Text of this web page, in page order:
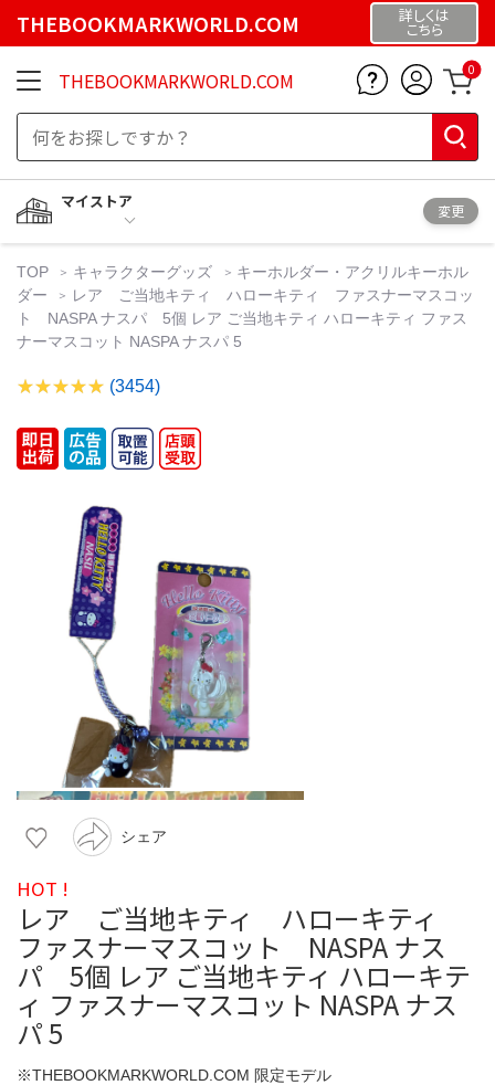
THEBOOKMARKWORLD.COM 詳しくは
こちら
THEBOOKMARKWORLD.COM 0
マイストア
変更
TOP キャラクターグッズ
キーホルダー・アクリルキーホル
ダー
レア ご当地キティ ハローキティ ファスナーマスコッ
ト NASPA ナスパ 5個 レア ご当地キティ ハローキティ ファス
ナーマスコット NASPA ナスパ 5
(3454)
シェア
HOT !
レア ご当地キティ ハローキティ
ファスナーマスコット NASPA ナス
パ 5個 レア ご当地キティ ハローキテ
ィ ファスナーマスコット NASPA ナス
パ 5
※THEBOOKMARKWORLD.COM 限定モデル